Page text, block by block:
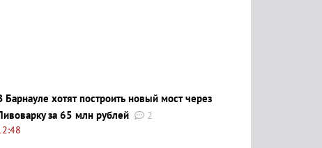
Барнауле хотят построить новый мост через
за 65 млн рублей
2